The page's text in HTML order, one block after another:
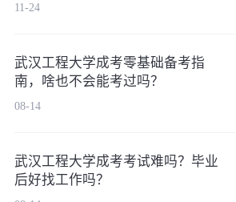
11-24
武汉工程大学成考零基础备考指
南，啥也不会能考过吗？
08-14
武汉工程大学成考考试难吗？毕业
后好找工作吗？